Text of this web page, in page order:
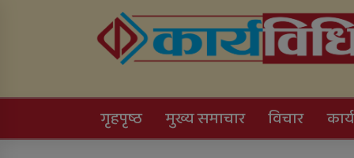
गृहपृष्ठ
मुख्य समाचार विचार